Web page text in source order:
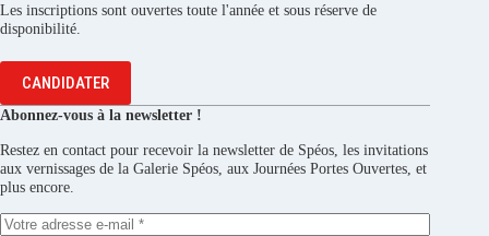
Les inscriptions sont ouvertes toute l'année et sous réserve de
disponibilité.
CANDIDATER
Abonnez-vous à la newsletter !
Restez en contact pour recevoir la newsletter de Spéos, les invitations
aux vernissages de la Galerie Spéos, aux Journées Portes Ouvertes, et
plus encore.